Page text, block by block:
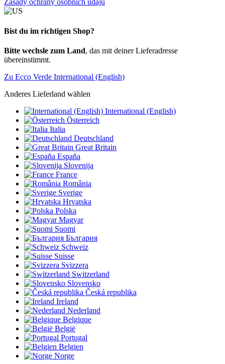
Zásady ochrany osobních údajů
Bist du im richtigen Shop?
Bitte wechsle zum Land, das mit deiner Lieferadresse
übereinstimmt.
Zu Ecco Verde International (English)
Anderes Lieferland wählen
International (English)
Österreich
Italia
Deutschland
Great Britain
España
Slovenija
France
România
Sverige
Hrvatska
Polska
Magyar
Suomi
България
Schweiz
Suisse
Svizzera
Switzerland
Slovensko
Česká republika
Ireland
Nederland
Belgique
België
Portugal
Belgien
Norge